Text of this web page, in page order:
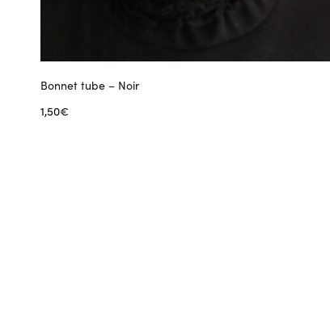
Bonnet tube – Noir
1,50€